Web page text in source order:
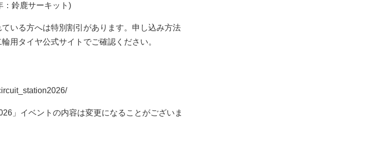
：鈴鹿サーキット)
いる方へは特別割引があります。申し込み方法
用タイヤ公式サイトでご確認ください。
」イベントの内容は変更になることがございま